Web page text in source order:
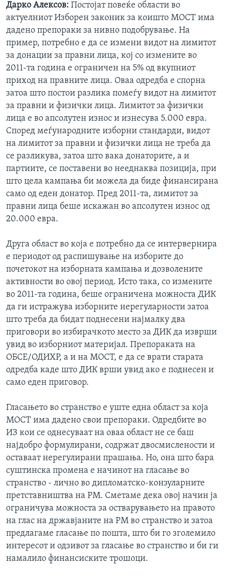
Дарко Алексов: Постојат повеќе области во
актуелниот Изборен законик за коишто МОСТ има
дадено препораки за нивно подобрување. На
пример, потребно е да се измени видот на лимитот
за донации за правни лица, кој со измените во
2011-та година е ограничен на 5% од вкупниот
приход на правните лица. Оваа одредба е спорна
затоа што постои разлика помеѓу видот на лимитот
за правни и физички лица. Лимитот за физички
лица е во апсолутен износ и изнесува 5.000 евра.
Според меѓународните изборни стандарди, видот
на лимитот за правни и физички лица не треба да
се разликува, затоа што вака донаторите, а и
партиите, се поставени во нееднаква позиција, при
што цела кампања би можела да биде финансирана
само од еден донатор. Пред 2011-та, лимитот за
правни лица беше искажан во апсолутен износ од
20.000 евра.
Друга област во која е потребно да се интервернира
е периодот од распишување на изборите до
почетокот на изборната кампања и дозволените
активности во овој период. Исто така, со измените
во 2011-та година, беше ограничена можноста ДИК
да ги истражува изборните нерегуларности затоа
што треба да бидат поднесени најмалку два
приговори во избирачкото место за ДИК да изврши
увид во изборниот материјал. Препораката на
ОБСЕ/ОДИХР, а и на МОСТ, е да се врати старата
одредба каде што ДИК врши увид ако е поднесен и
само еден приговор.
Гласањето во странство е уште една област за која
МОСТ има дадено свои препораки. Одредбите во
ИЗ кои се однесуваат на оваа област не се баш
најдобро формулирани, содржат двосмислености и
оставаат нерегулирани прашања. Но, она што бара
суштинска промена е начинот на гласање во
странство - лично во дипломатско-конзуларните
претставништва на РМ. Сметаме дека овој начин ја
ограничува можноста за остварувањето на правото
на глас на државјаните на РМ во странство и затоа
предлагаме гласање по пошта, што би го зголемило
интересот и одзивот за гласање во странство и би ги
намалило финансиските трошоци.